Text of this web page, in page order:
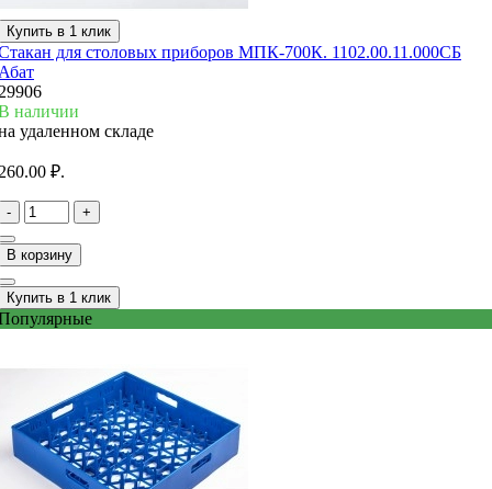
Купить в 1 клик
для столовых приборов МПК-700К. 1102.00.11.000СБ
наличии
удаленном складе
₽.
- +
В корзину
Купить в 1 клик